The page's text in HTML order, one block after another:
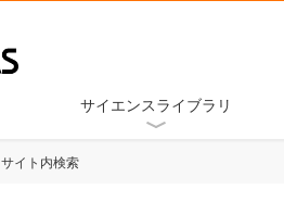
サイエンスライブラリ
サイト内検索